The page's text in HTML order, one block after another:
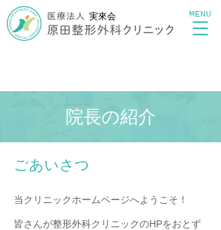
MENU
実來会
院長の紹介
ごあいさつ
当クリニックホームページへようこそ！
皆さんが整形外科クリニックのHPをおとず